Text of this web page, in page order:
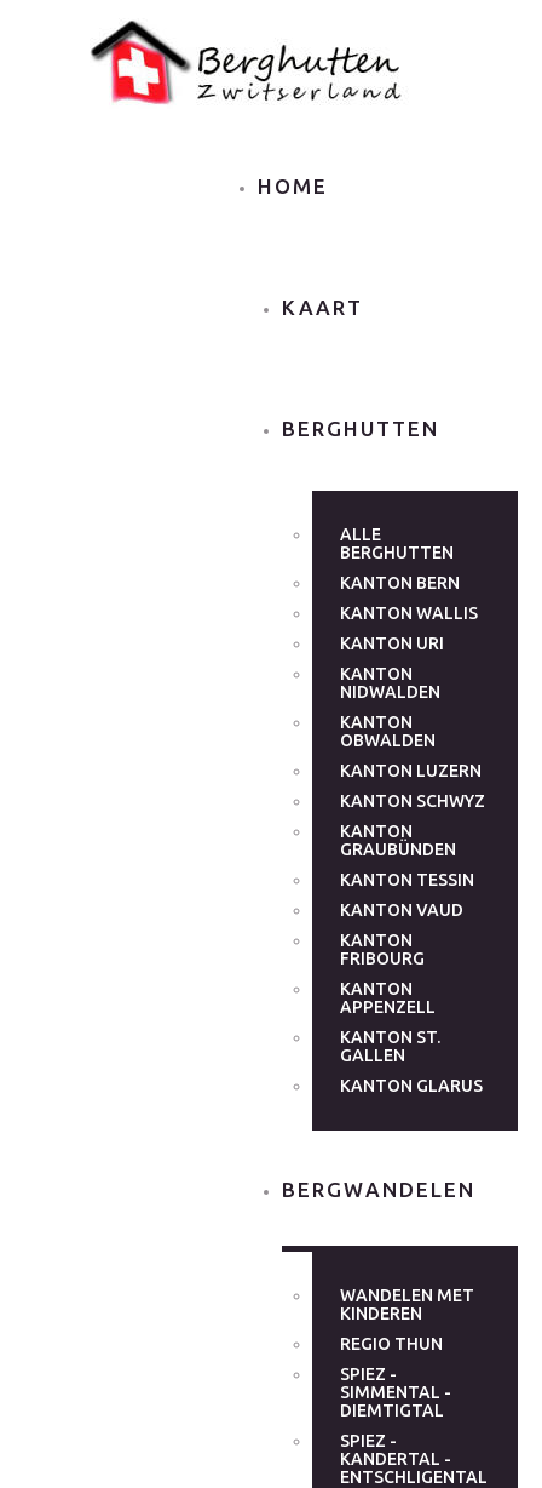
HOME
KAART
BERGHUTTEN
ALLE
BERGHUTTEN
KANTON BERN
KANTON WALLIS
KANTON URI
KANTON
NIDWALDEN
KANTON
OBWALDEN
KANTON LUZERN
KANTON SCHWYZ
KANTON
GRAUBÜNDEN
KANTON TESSIN
KANTON VAUD
KANTON
FRIBOURG
KANTON
APPENZELL
KANTON ST.
GALLEN
KANTON GLARUS
BERGWANDELEN
WANDELEN MET
KINDEREN
REGIO THUN
SPIEZ -
SIMMENTAL -
DIEMTIGTAL
SPIEZ -
KANDERTAL -
ENTSCHLIGENTAL